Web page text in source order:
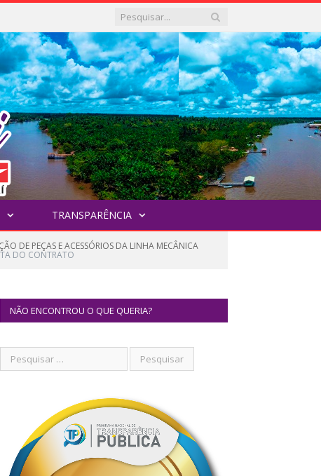
TRANSPARÊNCIA
DE PEÇAS E ACESSÓRIOS DA LINHA MECÂNICA
DO CONTRATO
NÃO ENCONTROU O QUE QUERIA?